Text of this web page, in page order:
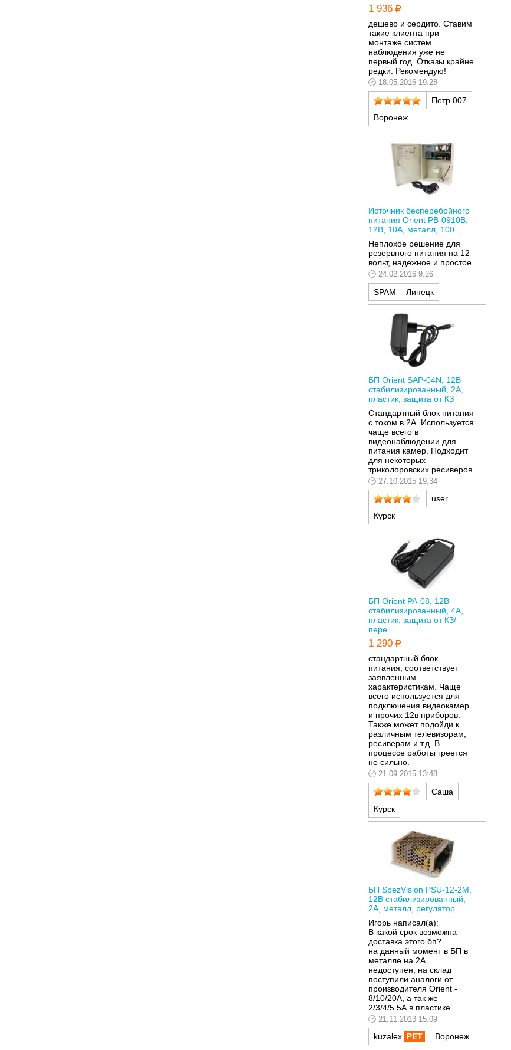
1 936
дешево и сердито. Ставим
такие клиента при
монтаже систем
наблюдения уже не
первый год. Отказы крайне
редки. Рекомендую!
18.05.2016 19:28
Петр 007
Воронеж
Источник бесперебойного
питания Orient PB-0910B,
12В, 10А, металл, 100...
Неплохое решение для
резервного питания на 12
вольт, надежное и простое.
24.02.2016 9:26
SPAM Липецк
БП Orient SAP-04N, 12В
стабилизированный, 2А,
пластик, защита от КЗ
Стандартный блок питания
с током в 2А. Используется
чаще всего в
видеонаблюдении для
питания камер. Подходит
для некоторых
триколоровских ресиверов
27.10.2015 19:34
user
Курск
БП Orient PA-08, 12В
стабилизированный, 4А,
пластик, защита от КЗ/
пере...
1 290
стандартный блок
питания, соответствует
заявленным
характеристикам. Чаще
всего используется для
подключения видеокамер
и прочих 12в приборов.
Также может подойди к
различным телевизорам,
ресиверам и т.д. В
процессе работы греется
не сильно.
21.09.2015 13:48
Саша
Курск
БП SpezVision PSU-12-2M,
12В стабилизированный,
2А, металл, регулятор ...
Игорь написал(а):
В какой срок возможна
доставка этого бп?
на данный момент в БП в
металле на 2А
недоступен, на склад
поступили аналоги от
производителя Orient -
8/10/20А, а так же
2/3/4/5.5А в пластике
21.11.2013 15:09
kuzalex Воронеж